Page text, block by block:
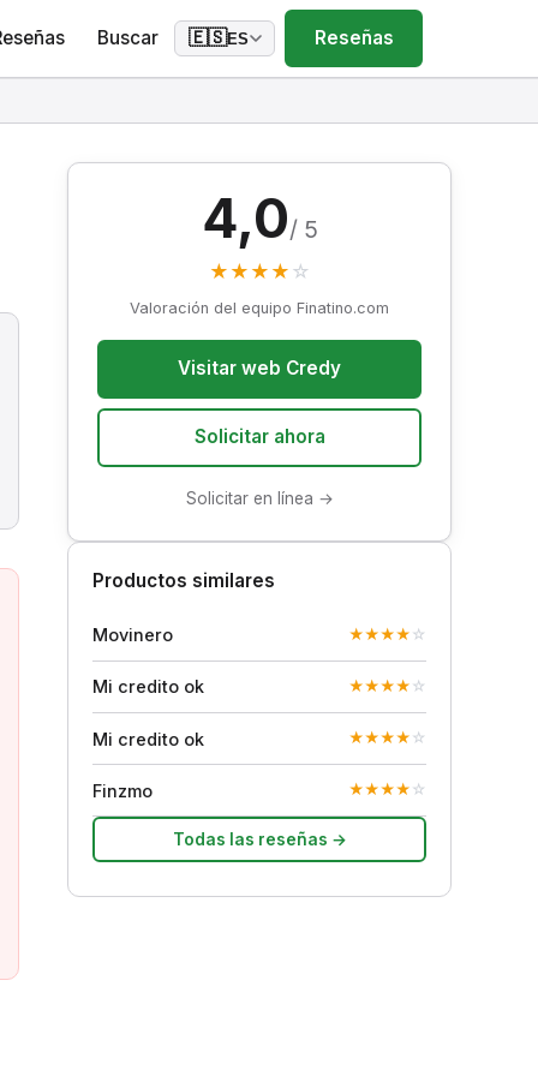
Buscar 🇪🇸ES Reseñas
4,0/ 5
★ ★ ★ ★ ☆
Valoración del equipo Finatino.com
Visitar web Credy
Solicitar ahora
Solicitar en línea →
Productos similares
Movinero ★★★★ ☆
Mi credito ok ★★★★ ☆
Mi credito ok ★★★★ ☆
Finzmo ★★★★ ☆
Todas las reseñas →